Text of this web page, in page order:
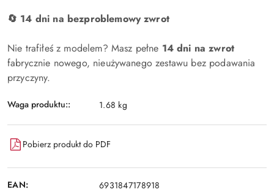
🔄 14 dni na bezproblemowy zwrot
Nie trafiłeś z modelem? Masz pełne 14 dni na zwrot
fabrycznie nowego, nieużywanego zestawu bez podawania
przyczyny.
Waga produktu:: 1.68 kg
Pobierz produkt do PDF
EAN: 6931847178918